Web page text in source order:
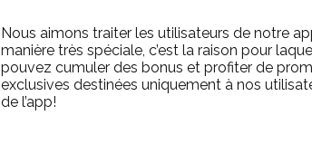
Nous aimons traiter les utilisateurs de notre
manière très spéciale, c’est la raison pour
pouvez cumuler des bonus et profiter de
exclusives destinées uniquement à nos
de l’app!